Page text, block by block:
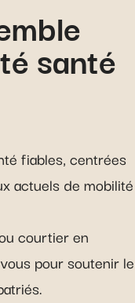
santé
fiables, centrées
actuels de mobilité
courtier en
pour soutenir le